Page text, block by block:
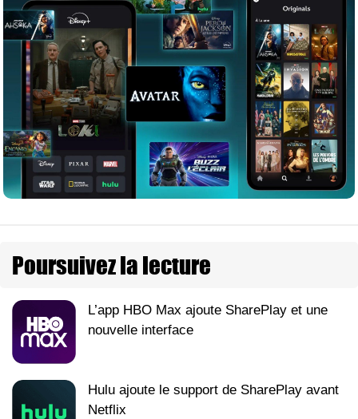
Poursuivez la lecture
L’app HBO Max ajoute SharePlay et une
nouvelle interface
Hulu ajoute le support de SharePlay avant
Netflix